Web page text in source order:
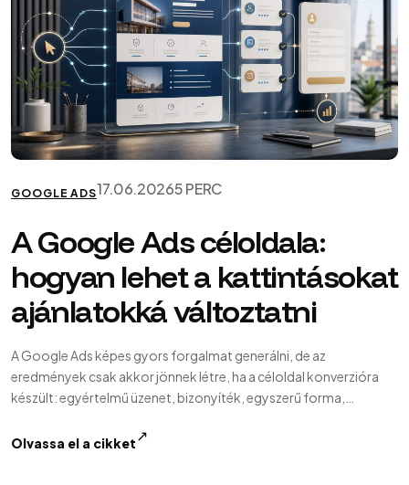
GOOGLE ADS17.06.20265 PERC
A Google Ads céloldala:
hogyan lehet a kattintásokat
ajánlatokká változtatni
A Google Ads képes gyors forgalmat generálni, de az
eredmények csak akkor jönnek létre, ha a céloldal konverzióra
készült: egyértelmű üzenet, bizonyíték, egyszerű forma,
Olvassa el a cikket↗